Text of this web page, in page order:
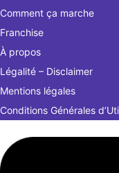
Comment ça marche
Franchise
À propos
Légalité – Disclaimer
Mentions légales
Conditions Générales